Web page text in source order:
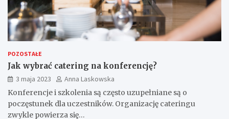
POZOSTAŁE
Jak wybrać catering na konferencję?
3 maja 2023
Anna Laskowska
Konferencje i szkolenia są często uzupełniane są o
poczęstunek dla uczestników. Organizację cateringu
zwykle powierza się…